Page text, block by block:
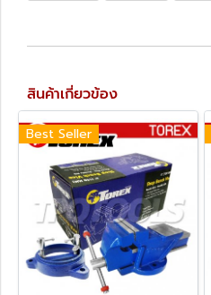
สินค้าเกี่ยวข้อง
Best Seller